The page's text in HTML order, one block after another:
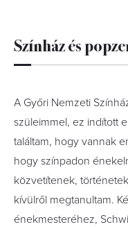
Színház és
A Győri Nemzeti
szüleimmel, ez indított
találtam, hogy vannak
hogy színpadon
közvetítenek,
kívülről megtanultam.
énekmesteréhez,